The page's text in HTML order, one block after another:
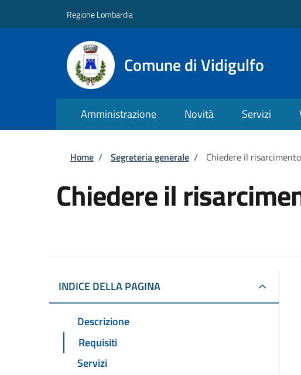
Regione Lombardia
Comune di Vidigulfo
Amministrazione Novità Servizi
Briciole di pane
Home / Segreteria generale / Chiedere il
Chiedere il
INDICE DELLA PAGINA
Descrizione
Requisiti
Servizi